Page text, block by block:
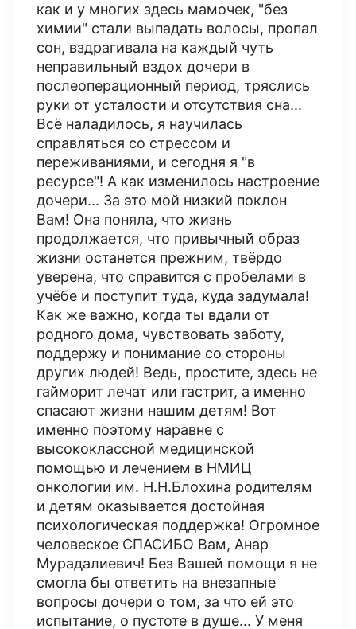
как и у многих здесь мамочек, "без
химии" стали выпадать волосы, пропал
сон, вздрагивала на каждый чуть
неправильный вздох дочери в
послеоперационный период, тряслись
руки от усталости и отсутствия сна...
Всё наладилось, я научилась
справляться со стрессом и
переживаниями, и сегодня я "в
ресурсе"! А как изменилось настроение
дочери... За это мой низкий поклон
Вам! Она поняла, что жизнь
продолжается, что привычный образ
жизни останется прежним, твёрдо
уверена, что справится с пробелами в
учёбе и поступит туда, куда задумала!
Как же важно, когда ты вдали от
родного дома, чувствовать заботу,
поддержу и понимание со стороны
других людей! Ведь, простите, здесь не
гайморит лечат или гастрит, а именно
спасают жизни нашим детям! Вот
именно поэтому наравне с
высококлассной медицинской
помощью и лечением в НМИЦ
онкологии им. Н.Н.Блохина родителям
и детям оказывается достойная
психологическая поддержка! Огромное
человеское СПАСИБО Вам, Анар
Мурадалиевич! Без Вашей помощи я не
смогла бы ответить на внезапные
вопросы дочери о том, за что ей это
испытание, о пустоте в душе... У меня